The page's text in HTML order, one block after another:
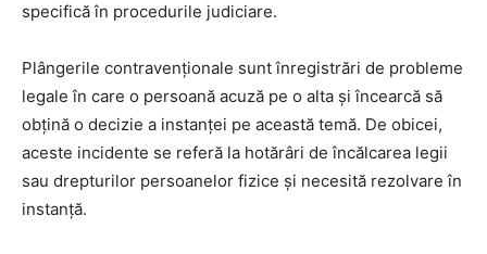
specifică în procedurile judiciare.
Plângerile contravenționale sunt înregistrări de probleme
legale în care o persoană acuză pe o alta și încearcă să
obțină o decizie a instanței pe această temă. De obicei,
aceste incidente se referă la hotărâri de încălcarea legii
sau drepturilor persoanelor fizice și necesită rezolvare în
instanță.